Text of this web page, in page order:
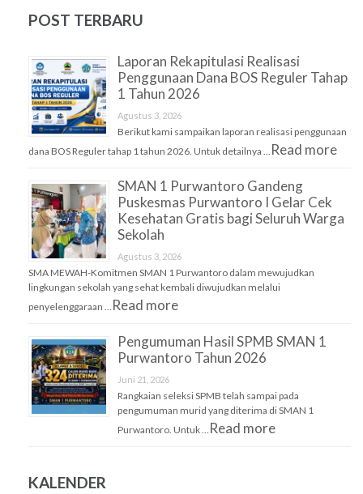
POST TERBARU
Laporan Rekapitulasi Realisasi
Penggunaan Dana BOS Reguler Tahap
1 Tahun 2026
Agustus 3, 2026
Berikut kami sampaikan laporan realisasi penggunaan
dana BOS Reguler tahap 1 tahun 2026. Untuk detailnya …
Read more
SMAN 1 Purwantoro Gandeng
Puskesmas Purwantoro I Gelar Cek
Kesehatan Gratis bagi Seluruh Warga
Sekolah
Agustus 3, 2026
SMA MEWAH-Komitmen SMAN 1 Purwantoro dalam mewujudkan
lingkungan sekolah yang sehat kembali diwujudkan melalui
penyelenggaraan …
Read more
Pengumuman Hasil SPMB SMAN 1
Purwantoro Tahun 2026
Juni 21, 2026
Rangkaian seleksi SPMB telah sampai pada
pengumuman murid yang diterima di SMAN 1
Purwantoro. Untuk …
Read more
KALENDER